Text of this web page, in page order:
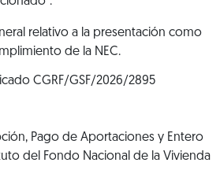
relativo a la presentación como
de la NEC.
CGRF/GSF/2026/2895
Pago de Aportaciones y Entero
del Fondo Nacional de la Vivienda